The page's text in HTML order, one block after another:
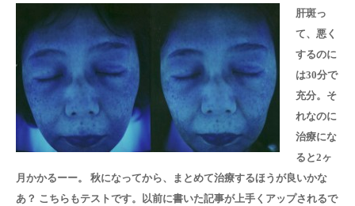
肝斑っ
て、悪く
するのに
は30分で
充分。そ
れなのに
治療にな
ると2ヶ
月かかるーー。 秋になってから、まとめて治療するほうが良いかな
あ？ こちらもテストです。以前に書いた記事が上手くアップされるで